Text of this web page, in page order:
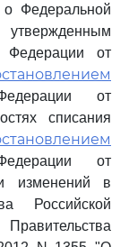
о Федеральной
Федерации от
от
списания
от
изменений в
Российской
Правительства